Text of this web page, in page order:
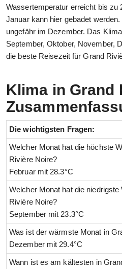
Wassertemperatur erreicht bis zu
Januar kann hier gebadet
ungefähr im Dezember. Das
September, Oktober, November,
die beste Reisezeit für Grand
Klima in Grand
Die wichtigsten Fragen:
Welcher Monat hat die höchste
Rivière Noire?
Februar mit 28.3°C
Welcher Monat hat die
Rivière Noire?
September mit 23.3°C
Was ist der wärmste Monat in
Dezember mit 29.4°C
Wann ist es am kältesten in